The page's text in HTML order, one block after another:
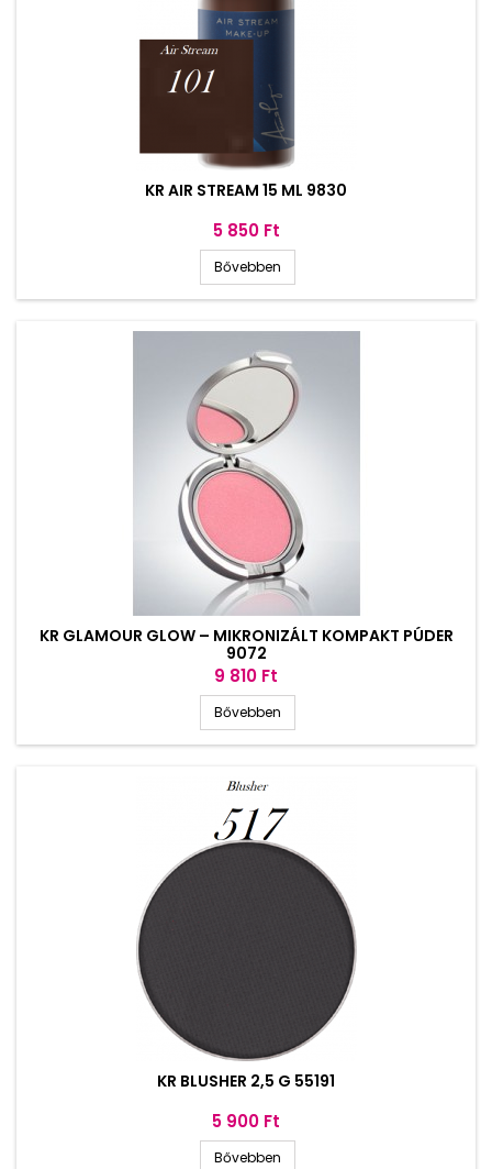
KR AIR STREAM 15 ML 9830
Ár
5 850 Ft
Bővebben
KR GLAMOUR GLOW – MIKRONIZÁLT KOMPAKT PÚDER
9072
Ár
9 810 Ft
Bővebben
KR BLUSHER 2,5 G 55191
Ár
5 900 Ft
Bővebben